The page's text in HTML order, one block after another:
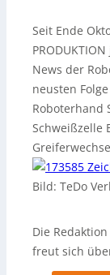
Seit Ende
News der
neusten
Roboterhand
Schweißzelle
Bild: TeDo
Die
freut sich